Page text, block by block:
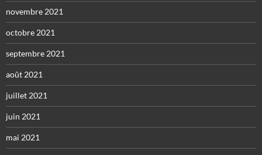
novembre 2021
octobre 2021
septembre 2021
août 2021
juillet 2021
juin 2021
mai 2021